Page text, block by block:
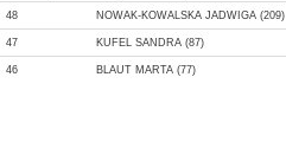
48 NOWAK-KOWALSKA JADWIGA (209)
47 KUFEL SANDRA (87)
46 BLAUT MARTA (77)